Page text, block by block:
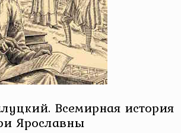
Всемирная история
Ярославны